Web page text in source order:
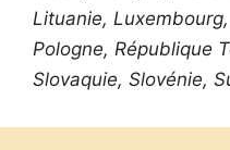
Lituanie,
Pologne, République
Slovaquie, Slovénie,